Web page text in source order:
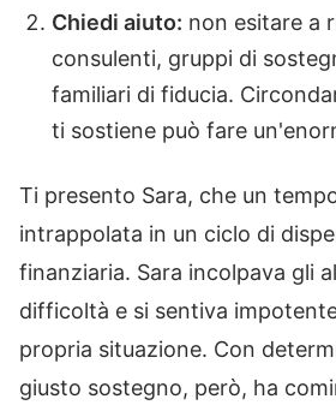
Chiedi aiuto: non esitare a
consulenti, gruppi di
familiari di fiducia.
ti sostiene può fare
Ti presento Sara, che un
intrappolata in un ciclo di
finanziaria. Sara incolpava gli
difficoltà e si sentiva
propria situazione. Con
giusto sostegno, però, ha